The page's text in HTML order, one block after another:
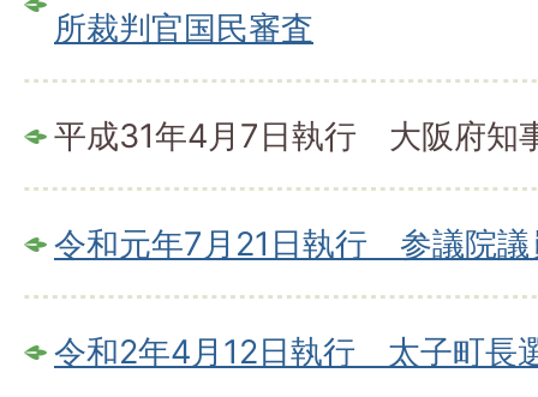
所裁判官国民審査
平成31年4月7日執行 大阪府知
令和元年7月21日執行 参議院議
令和2年4月12日執行 太子町長